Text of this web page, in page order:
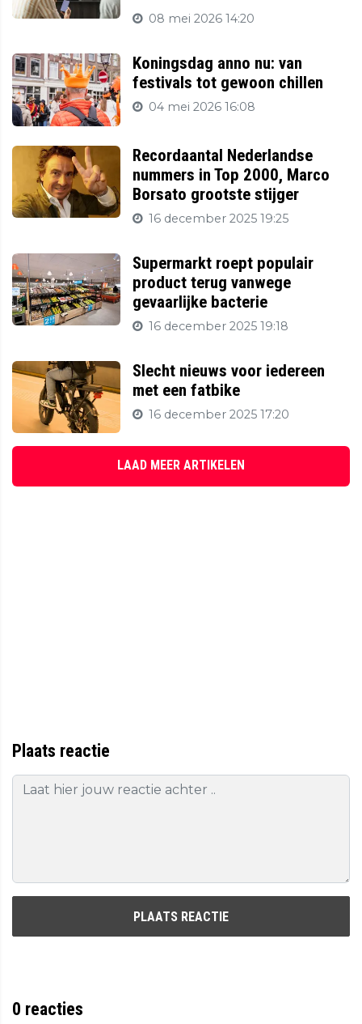
08 mei 2026 14:20
Koningsdag anno nu: van
festivals tot gewoon chillen
04 mei 2026 16:08
Recordaantal Nederlandse
nummers in Top 2000, Marco
Borsato grootste stijger
16 december 2025 19:25
Supermarkt roept populair
product terug vanwege
gevaarlijke bacterie
16 december 2025 19:18
Slecht nieuws voor iedereen
met een fatbike
16 december 2025 17:20
LAAD MEER ARTIKELEN
Plaats reactie
PLAATS REACTIE
0 reacties